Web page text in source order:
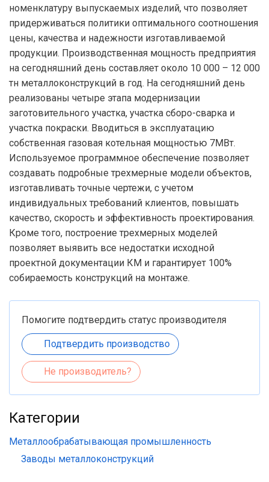
номенклатуру выпускаемых изделий, что позволяет
придерживаться политики оптимального соотношения
цены, качества и надежности изготавливаемой
продукции. Производственная мощность предприятия
на сегодняшний день составляет около 10 000 – 12 000
тн металлоконструкций в год. На сегодняшний день
реализованы четыре этапа модернизации
заготовительного участка, участка сборо-сварка и
участка покраски. Вводиться в эксплуатацию
собственная газовая котельная мощностью 7МВт.
Используемое программное обеспечение позволяет
создавать подробные трехмерные модели объектов,
изготавливать точные чертежи, с учетом
индивидуальных требований клиентов, повышать
качество, скорость и эффективность проектирования.
Кроме того, построение трехмерных моделей
позволяет выявить все недостатки исходной
проектной документации КМ и гарантирует 100%
собираемость конструкций на монтаже.
Помогите подтвердить статус производителя
Подтвердить производство
Не производитель?
Категории
Металлообрабатывающая промышленность
Заводы металлоконструкций